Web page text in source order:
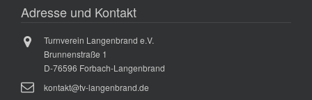
Adresse und Kontakt
Turnverein Langenbrand e.V.
Brunnenstraße 1
D-76596 Forbach-Langenbrand
kontakt@tv-langenbrand.de